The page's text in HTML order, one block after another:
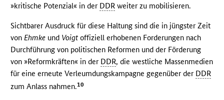
»kritische Potenzial« in der DDR weiter zu mobilisieren.
Sichtbarer Ausdruck für diese Haltung sind die in jüngster Zeit
von Ehmke und Voigt offiziell erhobenen Forderungen nach
Durchführung von politischen Reformen und der Förderung
von »Reformkräften« in der DDR, die westliche Massenmedien
für eine erneute Verleumdungskampagne gegenüber der DDR
zum Anlass nahmen.10